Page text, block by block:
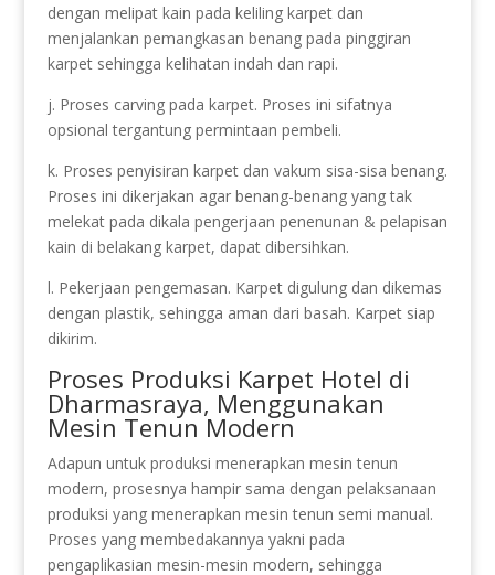
dengan melipat kain pada keliling karpet dan
menjalankan pemangkasan benang pada pinggiran
karpet sehingga kelihatan indah dan rapi.
j. Proses carving pada karpet. Proses ini sifatnya
opsional tergantung permintaan pembeli.
k. Proses penyisiran karpet dan vakum sisa-sisa benang.
Proses ini dikerjakan agar benang-benang yang tak
melekat pada dikala pengerjaan penenunan & pelapisan
kain di belakang karpet, dapat dibersihkan.
l. Pekerjaan pengemasan. Karpet digulung dan dikemas
dengan plastik, sehingga aman dari basah. Karpet siap
dikirim.
Proses Produksi Karpet Hotel di
Dharmasraya, Menggunakan
Mesin Tenun Modern
Adapun untuk produksi menerapkan mesin tenun
modern, prosesnya hampir sama dengan pelaksanaan
produksi yang menerapkan mesin tenun semi manual.
Proses yang membedakannya yakni pada
pengaplikasian mesin-mesin modern, sehingga